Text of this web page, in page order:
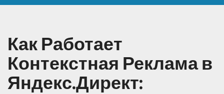
Как Работает
Контекстная Реклама в
Яндекс.Директ: